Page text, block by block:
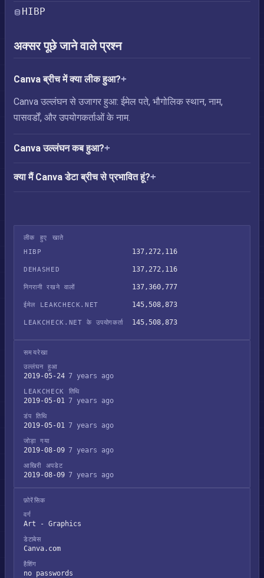
HIBP
अक्सर पूछे जाने वाले प्रश्न
Canva ब्रीच में क्या लीक हुआ?
Canva उल्लंघन से उजागर हुआ: ईमेल पते, भौगोलिक स्थान, नाम,
पासवर्डों, और उपयोगकर्ताओं के नाम.
Canva उल्लंघन कब हुआ?
क्या मैं Canva डेटा ब्रीच से प्रभावित हूं?
लीक हुए खाते
HIBP
137,272,116
DEHASHED 137,272,116
निगरानी रखने वालों 137,360,777
ईमेल LEAKCHECK.NET 145,508,873
LEAKCHECK.NET के उपयोगकर्ता 145,508,873
समयरेखा
उल्लंघन हुआ
2019-05-24 7 years ago
LEAKCHECK तिथि
2019-05-01 7 years ago
डंप तिथि
2019-05-01 7 years ago
जोड़ा गया
2019-08-09 7 years ago
आखिरी अपडेट
2019-08-09 7 years ago
फ़ोरेंसिक
वर्ग
Art - Graphics
डेटाबेस
Canva.com
हैशिंग
no passwords